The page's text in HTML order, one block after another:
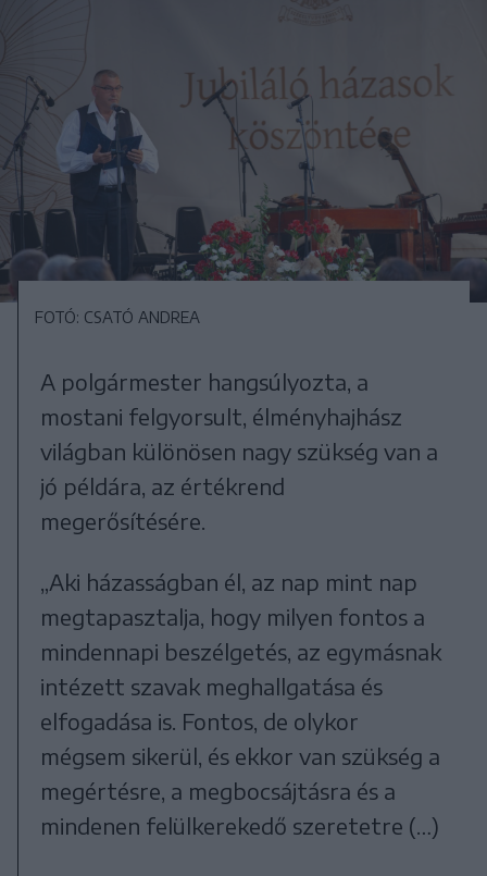
FOTÓ: CSATÓ ANDREA
A polgármester hangsúlyozta, a
mostani felgyorsult, élményhajhász
világban különösen nagy szükség van a
jó példára, az értékrend
megerősítésére.
„Aki házasságban él, az nap mint nap
megtapasztalja, hogy milyen fontos a
mindennapi beszélgetés, az egymásnak
intézett szavak meghallgatása és
elfogadása is. Fontos, de olykor
mégsem sikerül, és ekkor van szükség a
megértésre, a megbocsájtásra és a
mindenen felülkerekedő szeretetre (…)